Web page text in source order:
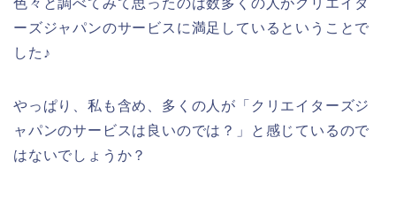
ーズジャパンのサービスに満足しているということで
した♪
やっぱり、私も含め、多くの人が「クリエイターズジ
ャパンのサービスは良いのでは？」と感じているので
はないでしょうか？